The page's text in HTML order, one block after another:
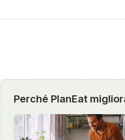
Perché PlanEat